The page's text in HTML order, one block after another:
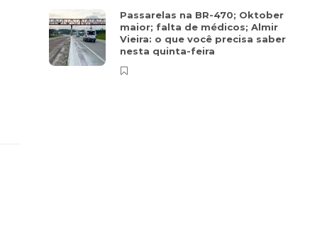
Passarelas na BR-470; Oktober
maior; falta de médicos; Almir
Vieira: o que você precisa saber
nesta quinta-feira